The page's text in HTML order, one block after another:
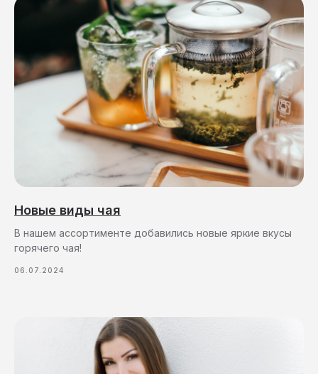
Новые виды чая
В нашем ассортименте добавились новые яркие вкусы
горячего чая!
06.07.2024